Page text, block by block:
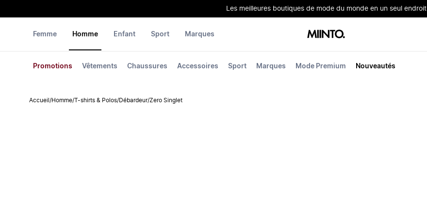
Les meilleures boutiques de mode du monde en un seul endroit
Femme Homme
Promotions Vêtements Chaussures Accessoires Sport Marques Mode Premium Nouveautés
Enfant Sport Marques
Accueil /Homme/T-shirts & Polos/Débardeur/Zero Singlet